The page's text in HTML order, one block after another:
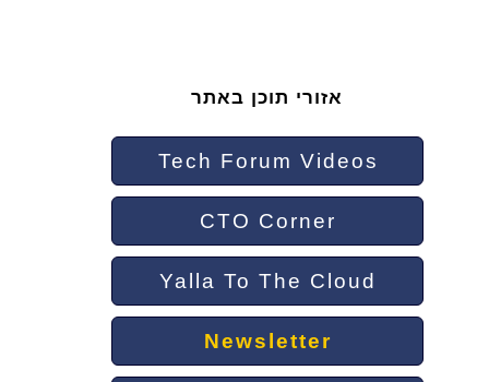
אזורי תוכן באתר
Tech Forum Videos
CTO Corner
Yalla To The Cloud
Newsletter